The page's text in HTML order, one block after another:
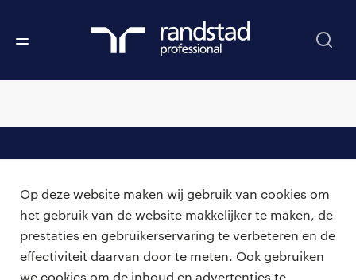
Op deze website maken wij gebruik van cookies om
het gebruik van de website makkelijker te maken, de
prestaties en gebruikerservaring te verbeteren en de
effectiviteit daarvan door te meten. Ook gebruiken
we cookies om de inhoud en advertenties te
vacatures
zzp-opdrachten
careers for expats
voor opdrachtgevers
over ons